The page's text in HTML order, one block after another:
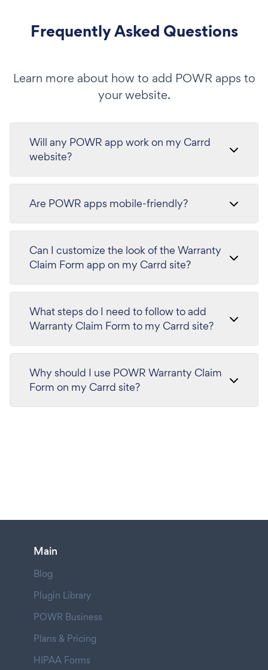
Frequently Asked Questions
Learn more about how to add POWR apps to
your website.
Will any POWR app work on my Carrd
website?
Are POWR apps mobile-friendly?
Can I customize the look of the Warranty
Claim Form app on my Carrd site?
What steps do I need to follow to add
Warranty Claim Form to my Carrd site?
Why should I use POWR Warranty Claim
Form on my Carrd site?
Main
Blog
Plugin Library
POWR Business
Plans & Pricing
HIPAA Forms